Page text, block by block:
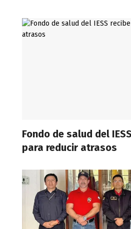
Fondo de salud del
para reducir atrasos